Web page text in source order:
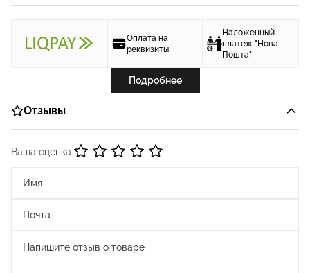
Оплата на
реквизиты
Наложенный
платеж "Нова
Пошта"
Подробнее
Отзывы
Ваша оценка